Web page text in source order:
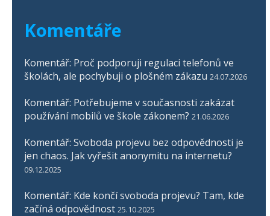
Komentáře
Komentář: Proč podporuji regulaci telefonů ve
školách, ale pochybuji o plošném zákazu 24.07.2026
Komentář: Potřebujeme v současnosti zakázat
používání mobilů ve škole zákonem? 21.06.2026
Komentář: Svoboda projevu bez odpovědnosti je
jen chaos. Jak vyřešit anonymitu na internetu?
09.12.2025
Komentář: Kde končí svoboda projevu? Tam, kde
začíná odpovědnost 25.10.2025